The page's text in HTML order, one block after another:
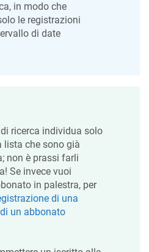
in modo che
le registrazioni
di date
ricerca individua solo
lista che sono già
non è prassi farli
Se invece vuoi
in palestra, per
di una
un abbonato